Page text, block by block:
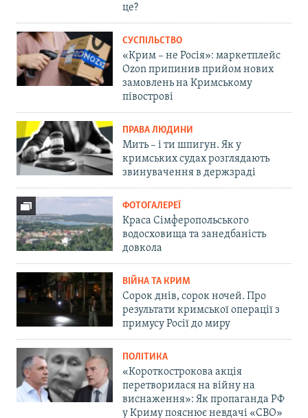
це?
СУСПІЛЬСТВО
«Крим – не Росія»: маркетплейс
Ozon припинив прийом нових
замовлень на Кримському
півострові
ПРАВА ЛЮДИНИ
Мить – і ти шпигун. Як у
кримських судах розглядають
звинувачення в держзраді
ФОТОГАЛЕРЕЇ
Краса Сімферопольського
водосховища та занедбаність
довкола
ВІЙНА ТА КРИМ
Сорок днів, сорок ночей. Про
результати кримської операції з
примусу Росії до миру
ПОЛІТИКА
«Короткострокова акція
перетворилася на війну на
виснаження»: Як пропаганда РФ
у Криму пояснює невдачі «СВО»